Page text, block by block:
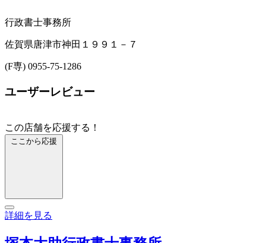
行政書士事務所
佐賀県唐津市神田１９９１－７
(F専) 0955-75-1286
ユーザーレビュー
この店舗を応援する！
ここから応援
詳細を見る